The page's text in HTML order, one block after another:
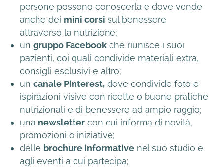
persone possono conoscerla e dove vende
anche dei mini corsi sul benessere
attraverso la nutrizione;
ungruppo Facebook che riunisce i suoi
pazienti, coi quali condivide materiali extra,
consigli esclusivi e altro;
uncanale Pinterest, dove condivide foto e
ispirazioni visive con ricette o buone pratiche
nutrizionali e di benessere ad ampio raggio;
una newsletter con cui informa di novità,
promozioni o iniziative;
delle brochure informative nel suo studio e
agli eventi a cui partecipa;